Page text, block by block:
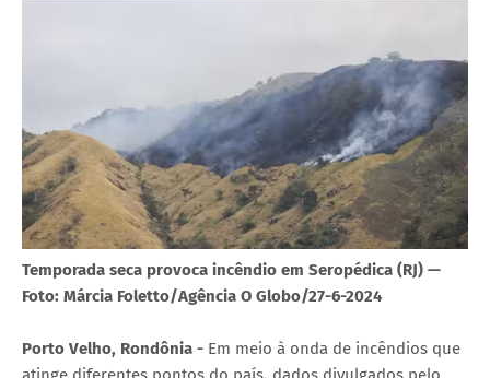
Temporada seca provoca incêndio em Seropédica (RJ) —
Foto: Márcia Foletto/Agência O Globo/27-6-2024
Porto Velho, Rondônia - Em meio à onda de incêndios que